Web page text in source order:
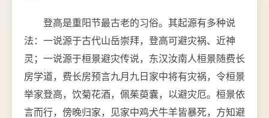
登高是重阳节最古老的习俗。其起源有多种说
法：一说源于古代山岳崇拜，登高可避灾祸、近神
灵；一说源于桓景避灾传说，东汉汝南人桓景随费长
房学道，费长房预言九月九日家中将有灾祸，令桓景
举家登高，饮菊花酒，佩茱萸囊，以避灾厄。桓景依
言而行，傍晚归家，见家中鸡犬牛羊皆暴死，方知避